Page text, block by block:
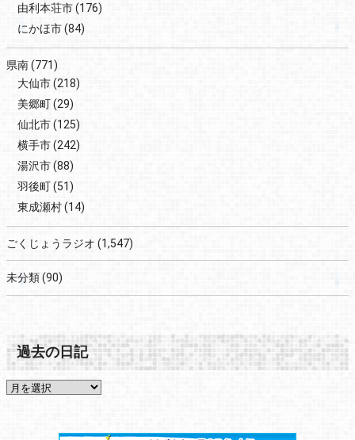
由利本荘市(176)
にかほ市(84)
県南(771)
大仙市(218)
美郷町(29)
仙北市(125)
横手市(242)
湯沢市(88)
羽後町(51)
東成瀬村(14)
ごくじょうラジオ (1,547)
未分類(90)
過去の日記